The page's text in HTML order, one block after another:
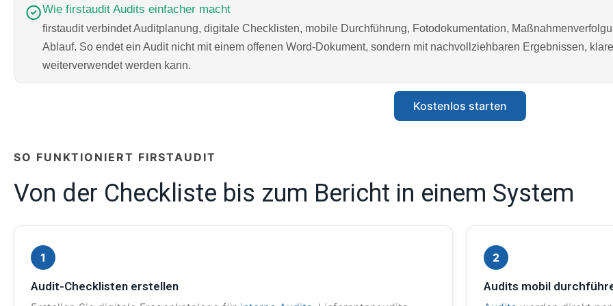
Wie firstaudit Audits einfacher macht
firstaudit verbindet Auditplanung, digitale Checklisten, mobile Durchführung, Fotodokumentation,
Ablauf. So endet ein Audit nicht mit einem offenen Word-Dokument, sondern mit nachvollziehbaren Ergebnissen,
weiterverwendet werden kann.
Kostenlos starten
SO FUNKTIONIERT FIRSTAUDIT
Von der Checkliste bis zum Bericht in einem System
1
Audit-Checklisten erstellen
2
Audits mobil